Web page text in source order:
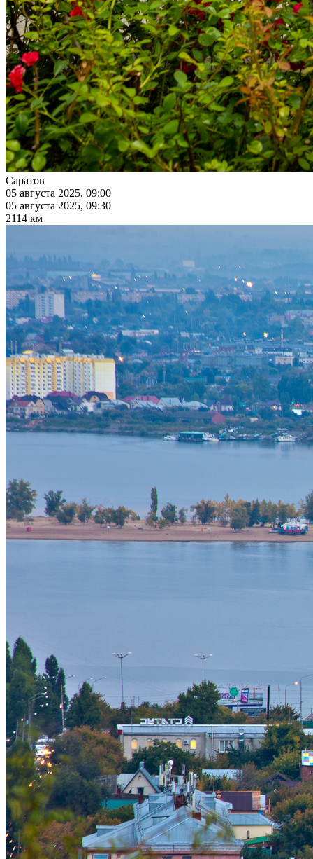
Саратов
05 августа 2025, 09:00
05 августа 2025, 09:30
2114 км